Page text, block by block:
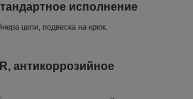
исполнение
цепи, подвеска на крюк.
антикоррозийное